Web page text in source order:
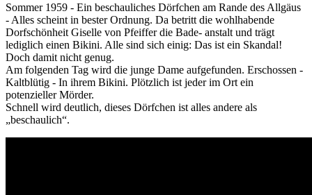
Sommer 1959 - Ein beschauliches Dörfchen am Rande des Allgäus
- Alles scheint in bester Ordnung. Da betritt die wohlhabende
Dorfschönheit Giselle von Pfeiffer die Bade- anstalt und trägt
lediglich einen Bikini. Alle sind sich einig: Das ist ein Skandal!
Doch damit nicht genug.
Am folgenden Tag wird die junge Dame aufgefunden. Erschossen -
Kaltblütig - In ihrem Bikini. Plötzlich ist jeder im Ort ein
potenzieller Mörder.
Schnell wird deutlich, dieses Dörfchen ist alles andere als
„beschaulich“.